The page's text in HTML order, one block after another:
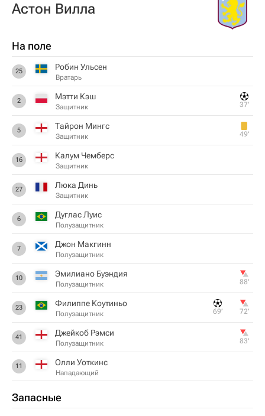
Астон Вилла
На поле
25 Робин Ульсен
Вратарь
2 Мэтти Кэш
Защитник 37‎’‎
5 Тайрон Мингс
Защитник 49‎’‎
16 Калум Чемберс
Защитник
27 Люка Динь
Защитник
6 Дуглас Луис
Полузащитник
7 Джон Макгинн
Полузащитник
10 Эмилиано Буэндия
Полузащитник 88‎’‎
23 Филиппе Коутиньо
Полузащитник 69‎’‎ 72‎’‎
41 Джейкоб Рэмси
Полузащитник 83‎’‎
11 Олли Уоткинс
Нападающий
Запасные